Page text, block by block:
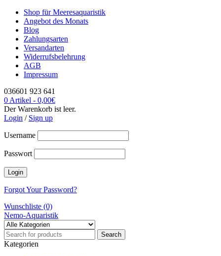
Shop für Meeresaquaristik
Angebot des Monats
Blog
Zahlungsarten
Versandarten
Widerrufsbelehrung
AGB
Impressum
036601 923 641
0 Artikel - 0,00€
Der Warenkorb ist leer.
Login / Sign up
Username
Passwort
Forgot Your Password?
Wunschliste (0)
Nemo-Aquaristik
Kategorien